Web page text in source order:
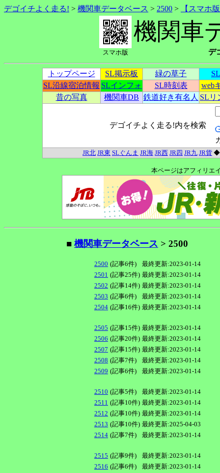
デゴイチよく走る! > 機関車データベース > 2500 > 【スマホ
スマホ版
機関車
デ
トップページ SL掲示板 緑の草子
SL沿線宿泊情報 SLインフォ SL時刻表
web
昔の写真
機関車DB 鉄道好き有名人 SLリ
デゴイチよく走る!内を検索
JR北 JR東 SLぐんま JR海 JR西 JR四 JR九 JR貨
本ページはアフィリエ
■ 機関車データベース > 2500
2500 (記事6件)
最終更新:2023-01-14
2501 (記事25件) 最終更新:2023-01-14
2502 (記事14件) 最終更新:2023-01-14
2503 (記事6件)
最終更新:2023-01-14
2504 (記事16件) 最終更新:2023-01-14
2505 (記事15件) 最終更新:2023-01-14
2506 (記事20件) 最終更新:2023-01-14
2507 (記事15件) 最終更新:2023-01-14
2508 (記事7件)
最終更新:2023-01-14
2509 (記事6件) 最終更新:2023-01-14
2510 (記事5件)
最終更新:2023-01-14
2511 (記事10件) 最終更新:2023-01-14
2512 (記事10件) 最終更新:2023-01-14
2513 (記事10件) 最終更新:2025-04-03
2514 (記事7件) 最終更新:2023-01-14
2515 (記事9件)
最終更新:2023-01-14
2516 (記事6件)
最終更新:2023-01-14